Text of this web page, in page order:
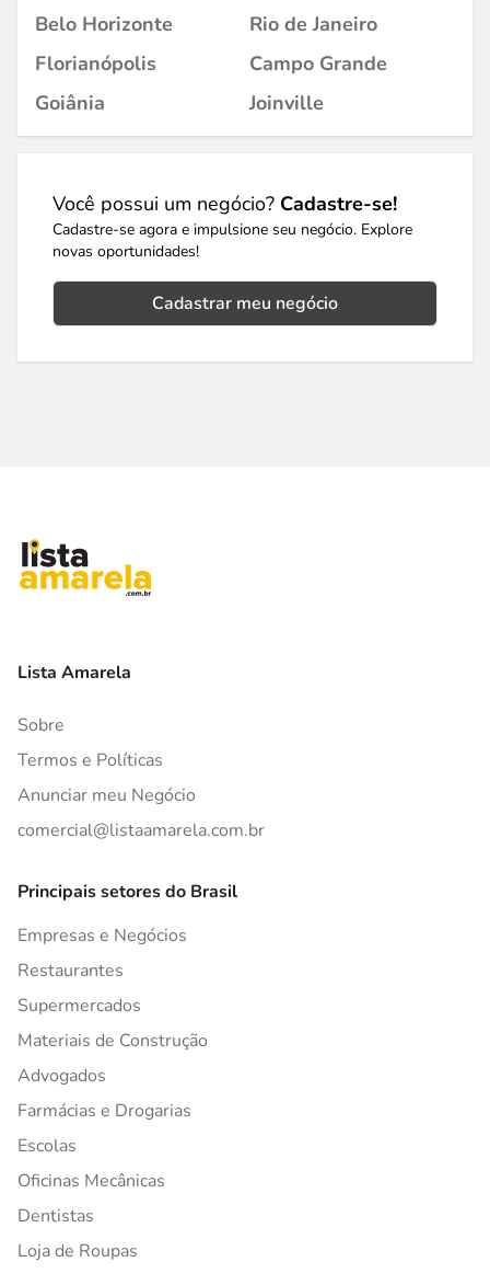
Belo Horizonte
Rio de Janeiro
Florianópolis
Campo Grande
Goiânia
Joinville
Você possui um negócio? Cadastre-se!
Cadastre-se agora e impulsione seu negócio. Explore
novas oportunidades!
Cadastrar meu negócio
Lista Amarela
Sobre
Termos e Políticas
Anunciar meu Negócio
comercial@listaamarela.com.br
Principais setores do Brasil
Empresas e Negócios
Restaurantes
Supermercados
Materiais de Construção
Advogados
Farmácias e Drogarias
Escolas
Oficinas Mecânicas
Dentistas
Loja de Roupas